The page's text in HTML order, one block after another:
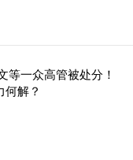
等一众高管被处分！
解？